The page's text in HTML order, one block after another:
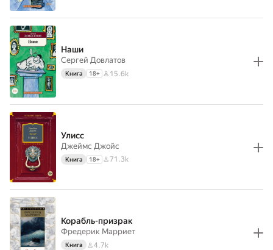
Наши
Сергей Довлатов
Книга 18+ 15.6k
Улисс
Джеймс Джойс
Книга 18+ 71.3k
Корабль-призрак
Фредерик Марриет
Книга 4.7k